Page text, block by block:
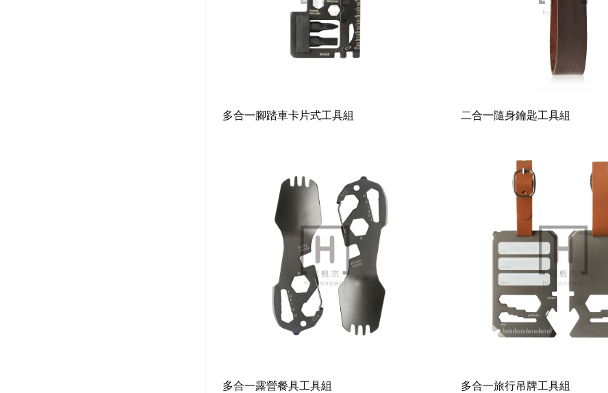
多合一腳踏車卡片式工具組 二合一隨身鑰匙工具組
多合一露營餐具工具組 多合一旅行吊牌工具組